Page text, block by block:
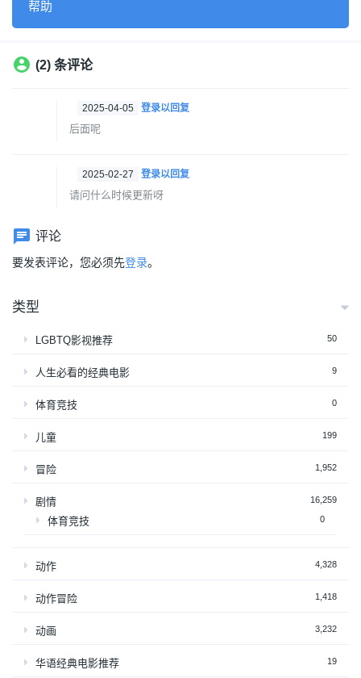
帮助
(2) 条评论
2025-04-05 登录以回复
后面呢
2025-02-27 登录以回复
请问什么时候更新呀
评论
要发表评论，您必须先登录。
类型
LGBTQ影视推荐 50
人生必看的经典电影 9
体育竞技 0
儿童 199
冒险 1,952
剧情 16,259
体育竞技 0
动作 4,328
动作冒险 1,418
动画 3,232
华语经典电影推荐 19